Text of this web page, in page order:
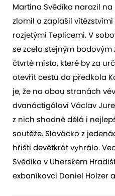
Martina Svědíka narazil na
zlomil a zaplašil
rozjetými Teplicemi. V
se zcela stejným bodovým
čtvrté místo, které by za
otevřít cestu do předkola
je, že na obou stranách
dvanáctigóloví Václav
z nich shodně dělá i
soutěže. Slovácko z
hřišti devětkrát vyhrálo.
Svědíka v Uherském
exbaníkovci Daniel Holzer